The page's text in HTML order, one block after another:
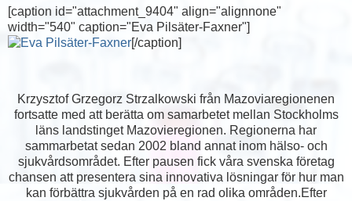
[caption id="attachment_9404" align="alignnone"
width="540" caption="Eva Pilsäter-Faxner"]
[/caption]
Krzysztof Grzegorz Strzalkowski från Mazoviaregionenen
fortsatte med att berätta om samarbetet mellan Stockholms
läns landstinget Mazovieregionen. Regionerna har
sammarbetat sedan 2002 bland annat inom hälso- och
sjukvårdsområdet. Efter pausen fick våra svenska företag
chansen att presentera sina innovativa lösningar för hur man
kan förbättra sjukvården på en rad olika områden.Efter